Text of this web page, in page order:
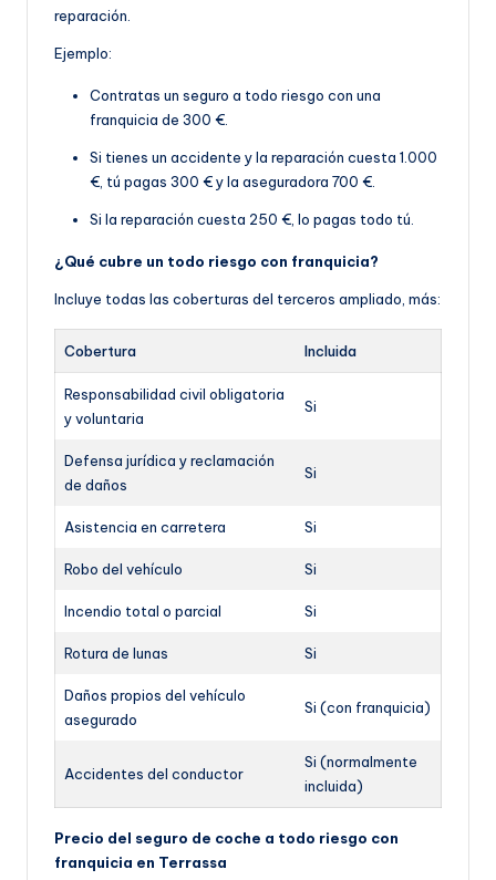
reparación.
Ejemplo:
Contratas un seguro a todo riesgo con una
franquicia de 300 €.
Si tienes un accidente y la reparación cuesta 1.000
€, tú pagas 300 € y la aseguradora 700 €.
Si la reparación cuesta 250 €, lo pagas todo tú.
¿Qué cubre un todo riesgo con franquicia?
Incluye todas las coberturas del terceros ampliado, más:
Cobertura Incluida
Responsabilidad civil obligatoria
y voluntaria
Si
Defensa jurídica y reclamación
de daños
Si
Asistencia en carretera Si
Robo del vehículo Si
Incendio total o parcial Si
Rotura de lunas Si
Daños propios del vehículo
asegurado
Si (con franquicia)
Accidentes del conductor
Si (normalmente
incluida)
Precio del seguro de coche a todo riesgo con
franquicia en Terrassa